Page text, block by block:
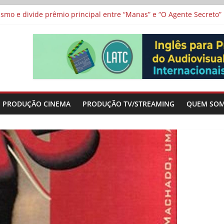
adaptação brasileira de série argentina para o
e divide prêmio principal entre “Manas” e “O Agente Secreto”
Cinema
de escolas públicas
PRODUÇÃO CINEMA PRODUÇÃO TV/STREAMING QUEM